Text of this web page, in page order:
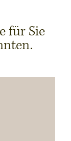
für Sie